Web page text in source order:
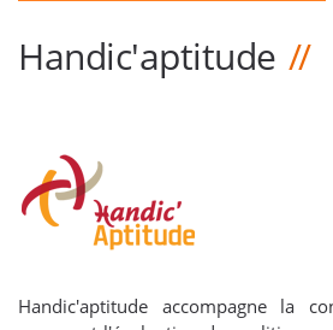
Handic'aptitude
Handic'aptitude accompagne la